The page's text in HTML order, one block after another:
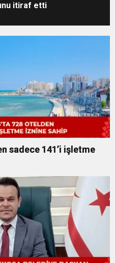
itiraf etti
sadece 141’i işletme